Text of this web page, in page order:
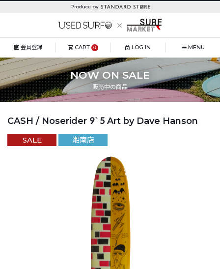
Produce by
会員登録 CART 0 LOG IN MENU
NOW ON SALE
販売中の商品
CASH / Noserider 9`5 Art by Dave Hanson
SALE 湘南店